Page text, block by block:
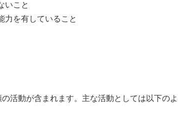
いこと
力を有していること
活動が含まれます。主な活動としては以下のよ